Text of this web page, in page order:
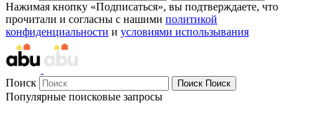
Нажимая кнопку «Подписаться», вы подтверждаете, что
прочитали и согласны с нашими политикой
конфиденциальности и условиями использывания
Поиск Поиск Поиск
Популярные поисковые запросы